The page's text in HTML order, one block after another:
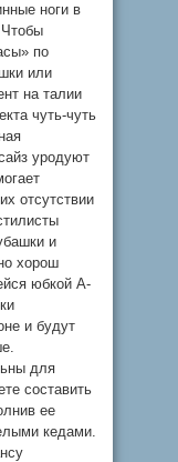
ноги в
по
или
на талии
чуть-чуть
уродуют
отсутствии
и
хорош
юбкой А-
и будут
для
составить
ее
кедами.